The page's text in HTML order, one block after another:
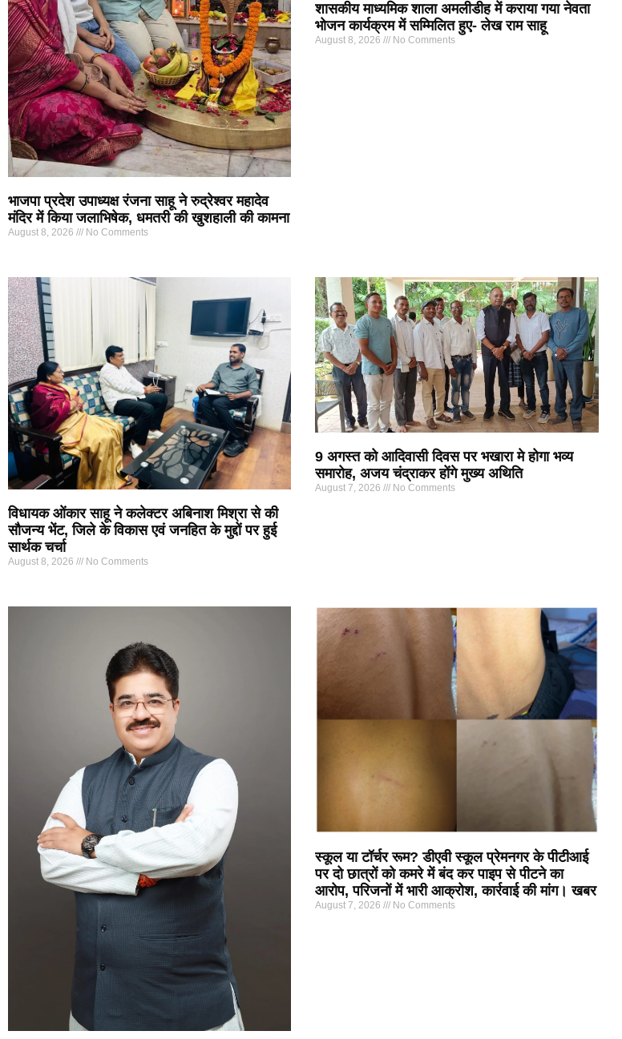
भाजपा प्रदेश उपाध्यक्ष रंजना साहू ने रुद्रेश्वर महादेव
मंदिर में किया जलाभिषेक, धमतरी की खुशहाली की कामना
August 8, 2026 No Comments
शासकीय माध्यमिक शाला अमलीडीह में कराया गया नेवता
भोजन कार्यक्रम में सम्मिलित हुए- लेख राम साहू
August 8, 2026 No Comments
विधायक ओंकार साहू ने कलेक्टर अबिनाश मिश्रा से की
सौजन्य भेंट, जिले के विकास एवं जनहित के मुद्दों पर हुई
सार्थक चर्चा
August 8, 2026 No Comments
9 अगस्त को आदिवासी दिवस पर भखारा मे होगा भव्य
समारोह, अजय चंद्राकर होंगे मुख्य अथिति
August 7, 2026 No Comments
स्कूल या टॉर्चर रूम? डीएवी स्कूल प्रेमनगर के पीटीआई
पर दो छात्रों को कमरे में बंद कर पाइप से पीटने का
आरोप, परिजनों में भारी आक्रोश, कार्रवाई की मांग। खबर
August 7, 2026 No Comments